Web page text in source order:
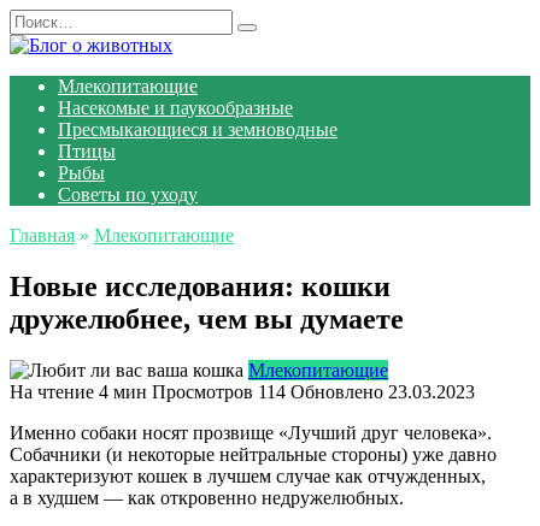
Перейти
к
Search
for:
Млекопитающие
Насекомые и паукообразные
Пресмыкающиеся и земноводные
Птицы
Рыбы
Советы по уходу
Главная » Млекопитающие
Новые исследования: кошки
дружелюбнее, чем вы думаете
Млекопитающие
На чтение 4 мин Просмотров 114 Обновлено 23.03.2023
Именно собаки носят прозвище «Лучший друг человека».
Собачники (и некоторые нейтральные стороны) уже давно
характеризуют кошек в лучшем случае как отчужденных,
а в худшем — как откровенно недружелюбных.